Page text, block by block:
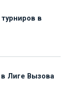
в
Лиге Вызова